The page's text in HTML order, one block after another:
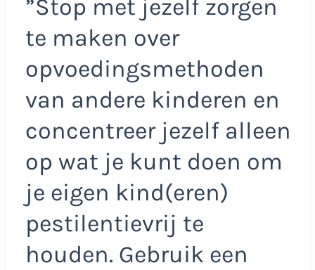
”Stop met jezelf zorgen
te maken over
opvoedingsmethoden
van andere kinderen en
concentreer jezelf alleen
op wat je kunt doen om
je eigen kind(eren)
pestilentievrij te
houden. Gebruik een